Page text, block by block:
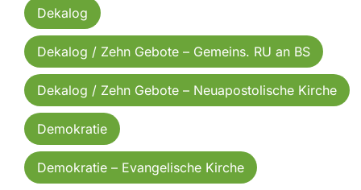
Dekalog
Dekalog / Zehn Gebote – Gemeins. RU an BS
Dekalog / Zehn Gebote – Neuapostolische Kirche
Demokratie
Demokratie – Evangelische Kirche